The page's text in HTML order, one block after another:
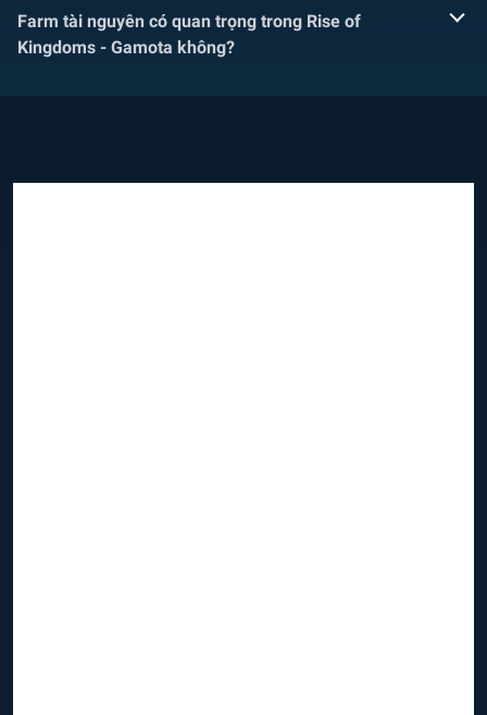
Farm tài nguyên có quan trọng trong Rise of
Kingdoms - Gamota không?